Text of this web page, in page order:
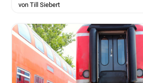
von Till Siebert